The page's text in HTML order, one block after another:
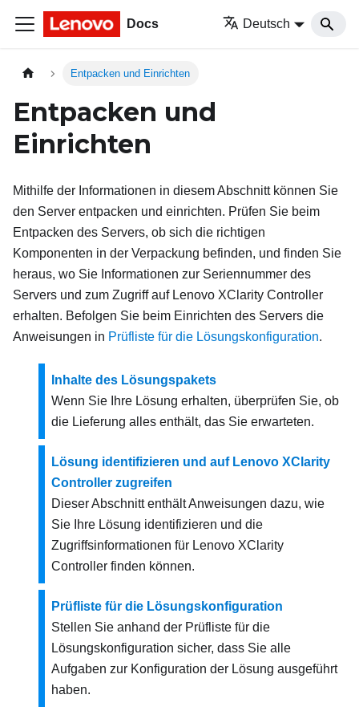
Docs Deutsch
Entpacken und Einrichten
Entpacken und
Einrichten
Mithilfe der Informationen in diesem Abschnitt können Sie
den Server entpacken und einrichten. Prüfen Sie beim
Entpacken des Servers, ob sich die richtigen
Komponenten in der Verpackung befinden, und finden Sie
heraus, wo Sie Informationen zur Seriennummer des
Servers und zum Zugriff auf Lenovo XClarity Controller
erhalten. Befolgen Sie beim Einrichten des Servers die
Anweisungen in Prüfliste für die Lösungskonfiguration.
Inhalte des Lösungspakets
Wenn Sie Ihre Lösung erhalten, überprüfen Sie, ob
die Lieferung alles enthält, das Sie erwarteten.
Lösung identifizieren und auf Lenovo XClarity
Controller zugreifen
Dieser Abschnitt enthält Anweisungen dazu, wie
Sie Ihre Lösung identifizieren und die
Zugriffsinformationen für Lenovo XClarity
Controller finden können.
Prüfliste für die Lösungskonfiguration
Stellen Sie anhand der Prüfliste für die
Lösungskonfiguration sicher, dass Sie alle
Aufgaben zur Konfiguration der Lösung ausgeführt
haben.